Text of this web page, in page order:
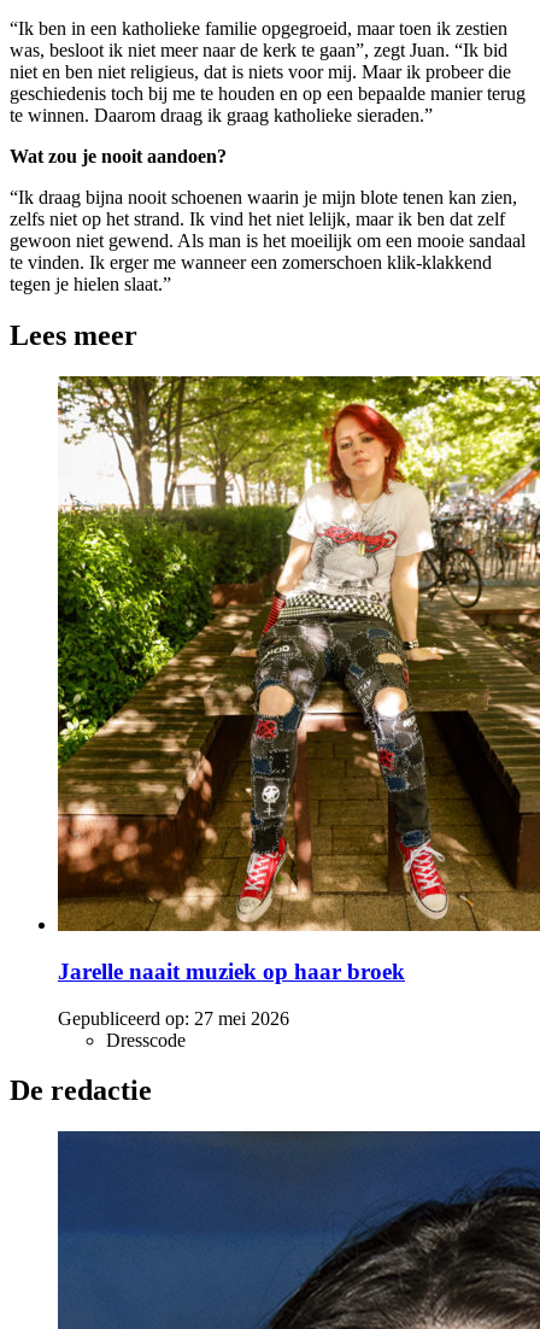
“Ik ben in een katholieke familie opgegroeid, maar toen ik zestien
was, besloot ik niet meer naar de kerk te gaan”, zegt Juan. “Ik bid
niet en ben niet religieus, dat is niets voor mij. Maar ik probeer die
geschiedenis toch bij me te houden en op een bepaalde manier terug
te winnen. Daarom draag ik graag katholieke sieraden.”
Wat zou je nooit aandoen?
“Ik draag bijna nooit schoenen waarin je mijn blote tenen kan zien,
zelfs niet op het strand. Ik vind het niet lelijk, maar ik ben dat zelf
gewoon niet gewend. Als man is het moeilijk om een mooie sandaal
te vinden. Ik erger me wanneer een zomerschoen klik-klakkend
tegen je hielen slaat.”
Lees meer
Jarelle naait muziek op haar broek
Gepubliceerd op: 27 mei 2026
Dresscode
De redactie